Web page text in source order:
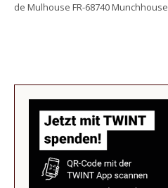
de Mulhouse FR-68740 Munchhouse